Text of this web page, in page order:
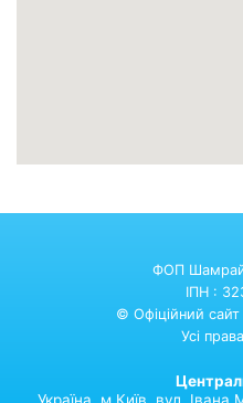
ФОП Шамрай
ІПН :
© Офіційний
Усі